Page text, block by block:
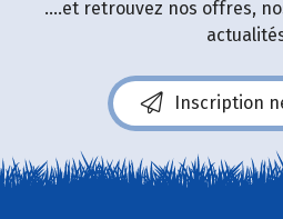
....et retrouvez nos offres,
Inscription